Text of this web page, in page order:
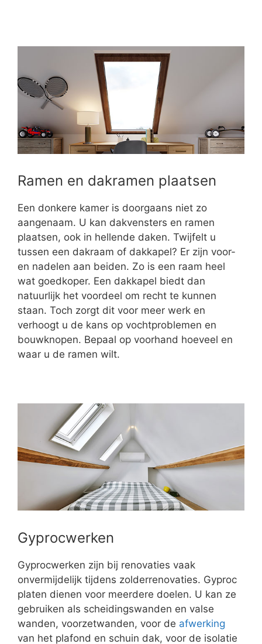
Ramen en dakramen plaatsen
Een donkere kamer is doorgaans niet zo
aangenaam. U kan dakvensters en ramen
plaatsen, ook in hellende daken. Twijfelt u
tussen een dakraam of dakkapel? Er zijn voor-
en nadelen aan beiden. Zo is een raam heel
wat goedkoper. Een dakkapel biedt dan
natuurlijk het voordeel om recht te kunnen
staan. Toch zorgt dit voor meer werk en
verhoogt u de kans op vochtproblemen en
bouwknopen. Bepaal op voorhand hoeveel en
waar u de ramen wilt.
Gyprocwerken
Gyprocwerken zijn bij renovaties vaak
onvermijdelijk tijdens zolderrenovaties. Gyproc
platen dienen voor meerdere doelen. U kan ze
gebruiken als scheidingswanden en valse
wanden, voorzetwanden, voor de afwerking
van het plafond en schuin dak, voor de isolatie